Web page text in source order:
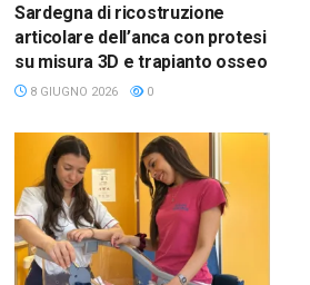
Sardegna di ricostruzione
articolare dell’anca con protesi
su misura 3D e trapianto osseo
8 GIUGNO 2026 0